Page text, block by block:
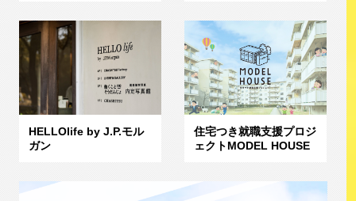
HELLOlife by J.P.モル
ガン
住宅つき就職支援プロジ
ェクトMODEL HOUSE